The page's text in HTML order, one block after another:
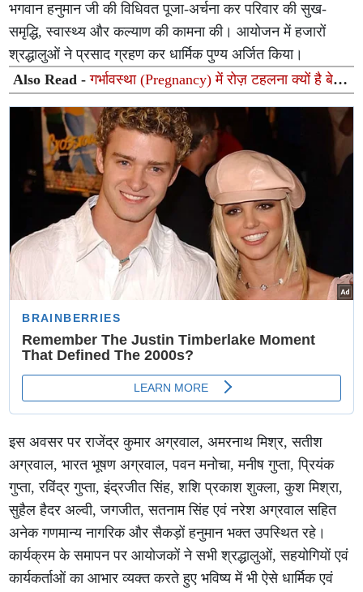
भगवान हनुमान जी की विधिवत पूजा-अर्चना कर परिवार की सुख-
समृद्धि, स्वास्थ्य और कल्याण की कामना की। आयोजन में हजारों
श्रद्धालुओं ने प्रसाद ग्रहण कर धार्मिक पुण्य अर्जित किया।
Also Read -गर्भावस्था (Pregnancy) में रोज़ टहलना क्यों है बेहद
ज़रूरी? जानें वॉकिंग के 5 शानदार फायदे और सावधानियां
इस अवसर पर राजेंद्र कुमार अग्रवाल, अमरनाथ मिश्र, सतीश
अग्रवाल, भारत भूषण अग्रवाल, पवन मनोचा, मनीष गुप्ता, प्रियंक
गुप्ता, रविंद्र गुप्ता, इंद्रजीत सिंह, शशि प्रकाश शुक्ला, कुश मिश्रा,
सुहैल हैदर अल्वी, जगजीत, सतनाम सिंह एवं नरेश अग्रवाल सहित
अनेक गणमान्य नागरिक और सैकड़ों हनुमान भक्त उपस्थित रहे।
कार्यक्रम के समापन पर आयोजकों ने सभी श्रद्धालुओं, सहयोगियों एवं
कार्यकर्ताओं का आभार व्यक्त करते हुए भविष्य में भी ऐसे धार्मिक एवं